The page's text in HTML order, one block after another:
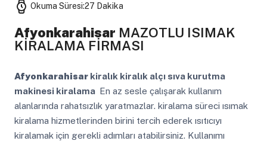
Okuma Süresi:27 Dakika
Afyonkarahisar MAZOTLU ISIMAK
KİRALAMA FİRMASI
Afyonkarahisarkiralık kiralık alçı sıva kurutma
makinesi kiralama En az sesle çalışarak kullanım
alanlarında rahatsızlık yaratmazlar. kiralama süreci ısımak
kiralama hizmetlerinden birini tercih ederek ısıtıcıyı
kiralamak için gerekli adımları atabilirsiniz. Kullanımı